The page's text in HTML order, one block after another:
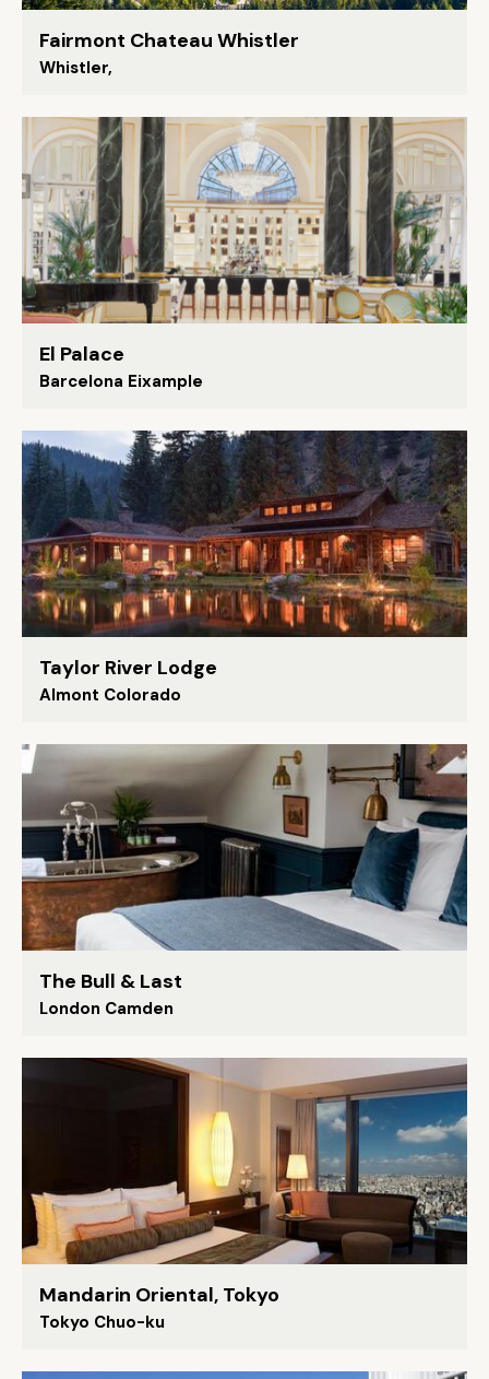
Fairmont Chateau Whistler
Whistler,
El Palace
Barcelona Eixample
Taylor River Lodge
Almont Colorado
The Bull & Last
London Camden
Mandarin Oriental, Tokyo
Tokyo Chuo-ku